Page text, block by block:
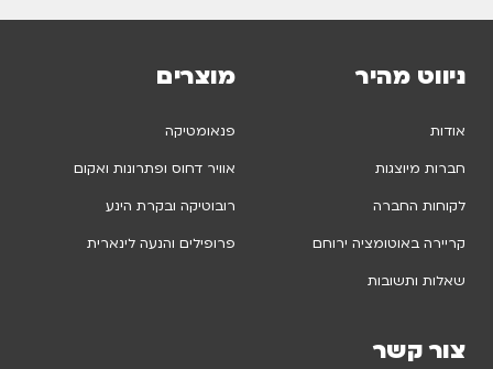
ניווט מהיר
אודות
חברות מיוצגות
לקוחות החברה
קריירה באוטומציה ירוחם
שאלות ותשובות
מוצרים
פנאומטיקה
אוויר דחוס ופתרונות ואקום
רובוטיקה ובקרת הינע
פרופילים והנעה לינארית
צור קשר